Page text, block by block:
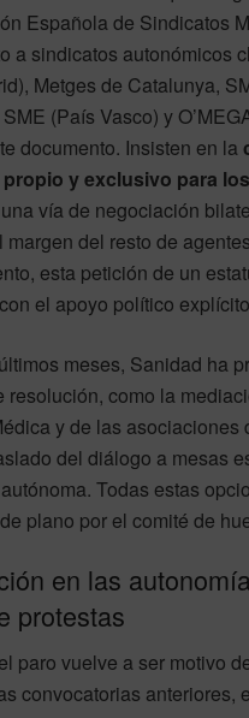
Española de Sindicatos
a sindicatos autonómicos
Metges de Catalunya,
(País Vasco) y
documento. Insisten en la
y exclusivo para
vía de negociación
margen del resto de
esta petición de un
el apoyo político
meses, Sanidad ha
resolución, como la
y de las asociaciones
del diálogo a mesas
Todas estas
plano por el comité de
en las
protestas
paro vuelve a ser motivo
convocatorias anteriores,